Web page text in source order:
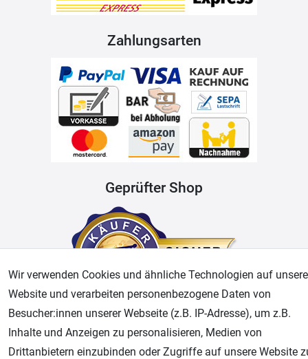
Zahlungsarten
Geprüfter Shop
Widerrufsrecht
Wir verwenden Cookies und ähnliche Technologien auf
Website und verarbeiten personenbezogene Daten von
Besucher:innen unserer Webseite (z.B. IP-Adresse), um z.B.
Inhalte und Anzeigen zu personalisieren, Medien von
Drittanbietern einzubinden oder Zugriffe auf unsere Website